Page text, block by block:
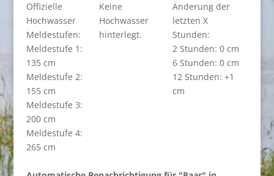
Offizielle
Hochwasser
Meldestufen:
Meldestufe 1:
135 cm
Meldestufe 2:
155 cm
Meldestufe 3:
200 cm
Meldestufe 4:
265 cm
Keine
Hochwasser
hinterlegt.
Änderung der
letzten X
Stunden:
2 Stunden: 0 cm
6 Stunden: 0 cm
12 Stunden: +1
cm